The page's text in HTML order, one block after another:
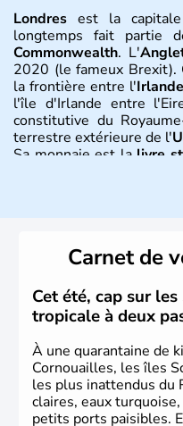
Londres est la
longtemps fait partie
Commonwealth. L'
2020 (le fameux Brexit).
la frontière entre l'Irlande
l'île d'Irlande entre
constitutive du
terrestre extérieure de l'
Sa monnaie est lalivre
instable avec de
Histoire et
L'Angleterre est l’une
Royaume-Uni. Elle est
d’habitants, les Anglais,
84% de la population de
Xème siècle et tient
germanique installé sur
parlementaire au
l’essor industriel du
Carnet de
Cet été, cap sur
tropicale à deux
À une quarantaine de
Cornouailles, les îles
les plus inattendus du
claires, eaux
petits ports paisibles.